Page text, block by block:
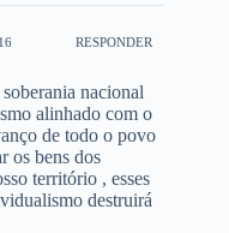
RESPONDER
nacional
alinhado com o
de todo o povo
os bens dos
território , esses
destruirá